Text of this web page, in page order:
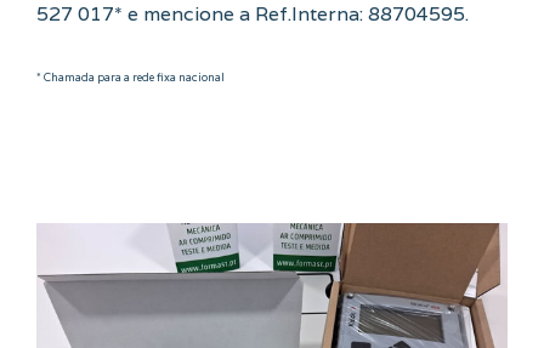
527 017* e mencione a Ref.Interna: 88704595.
* Chamada para a rede fixa nacional